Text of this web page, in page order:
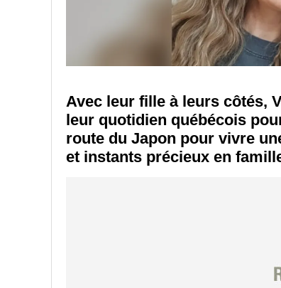
Avec leur fille à leurs côtés,
leur quotidien québécois
route du Japon pour vivre
et instants précieux en